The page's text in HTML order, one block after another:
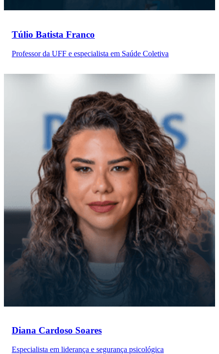
Túlio Batista Franco
Professor da UFF e especialista em Saúde Coletiva
Diana Cardoso Soares
Especialista em liderança e segurança psicológica